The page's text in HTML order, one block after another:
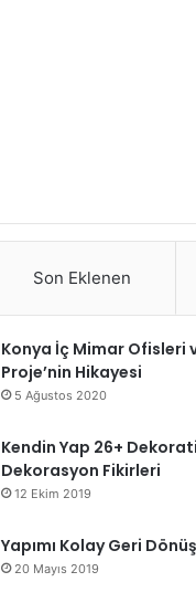
Son Eklenen
Konya İç Mimar Ofisleri
Proje’nin Hikayesi
5 Ağustos 2020
Kendin Yap 26+
Dekorasyon Fikirleri
12 Ekim 2019
Yapımı Kolay Geri
20 Mayıs 2019